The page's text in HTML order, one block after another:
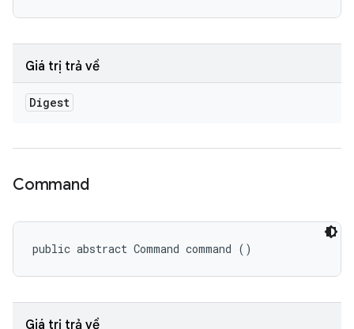
Giá trị trả về
Digest
Command
public abstract Command command ()
Giá trị trả về